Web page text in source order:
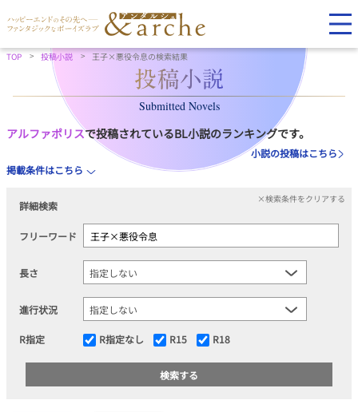
TOP 投稿小説 王子×悪役令息の検索結果
Submitted Novels
アルファポリスで投稿されているBL小説のランキングです。
小説の投稿はこちら
掲載条件はこちら
詳細検索
×検索条件をクリアする
フリーワード
長さ
進行状況
R指定 R指定なし R15 R18